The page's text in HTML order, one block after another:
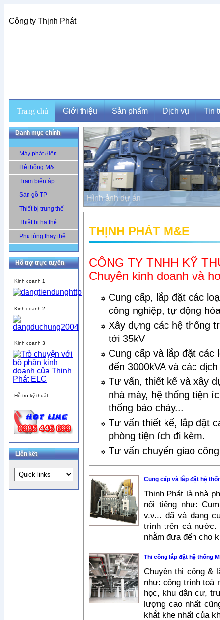
Công ty Thịnh Phát
Trang chủ Giới thiệu
Giới thiệu
Sản phẩm
Sản phẩm
Dịch vụ
Dịch vụ
Tin
Tin
Danh mục chính
Máy phát điện
Hệ thống M&E
Trạm biến áp
Sàn gỗ TP
Thiết bị trung thế
Thiết bị hạ thế
Phụ tùng thay thế
Hỗ trợ trực tuyến
Kinh doanh 1
Kinh doanh 2
Kinh doanh 3
Hỗ trợ kỹ thuật
Liên kết
Hình ảnh dự án
THỊNH PHÁT M&E
CÔNG TY TNHH KỸ
Chuyên kinh doanh và
Cung cấp, lắp đặt các
công nghiệp, tự động
Xây dựng các hệ thống
tới 35kV
Cung cấp và lắp đặt các
đến 3000kVA và các
Tư vấn, thiết kế và xây
nhà máy, hệ thống tiện
thống báo cháy...
Tư vấn thiết kế, lắp đặt
phòng tiện ích đi kèm.
Tư vấn chuyển giao
Cung cấp và lắp đặt hệ
Thịnh Phát là nhà
nổi tiếng như:
v.v... đã và đang
trình trên cả nước.
nhằm đưa đến cho
Thi công lắp đặt hệ thống
Chuyên thi công &
như: công trình toà
học, khu dân cư,
lượng cao nhất
khắt khe nhất của